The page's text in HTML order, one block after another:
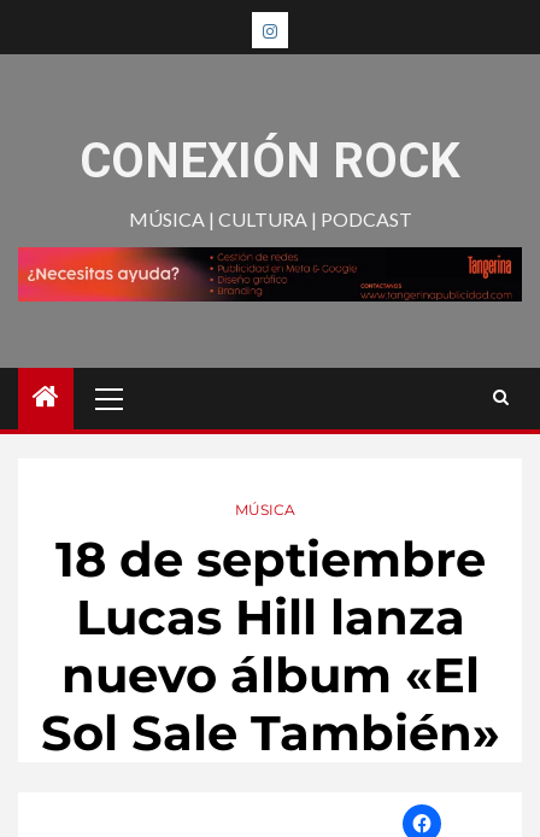
CONEXIÓN ROCK
MÚSICA | CULTURA | PODCAST
MÚSICA
18 de septiembre
Lucas Hill lanza
nuevo álbum «El
Sol Sale También»